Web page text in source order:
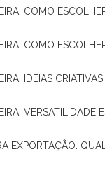
COMO
COMO
IDEIAS
VERSATILIDADE
EXPORTAÇÃO: